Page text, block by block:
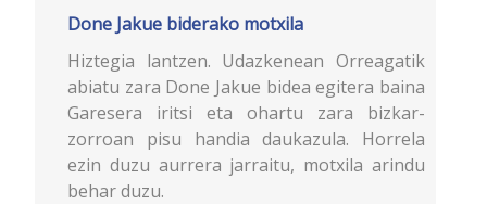
Done Jakue biderako motxila
Hiztegia lantzen. Udazkenean Orreagatik
abiatu zara Done Jakue bidea egitera baina
Garesera iritsi eta ohartu zara bizkar-
zorroan pisu handia daukazula. Horrela
ezin duzu aurrera jarraitu, motxila arindu
behar duzu.